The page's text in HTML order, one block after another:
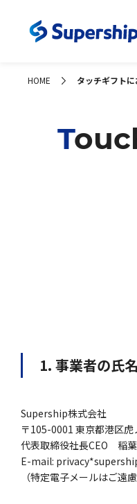
HOME タッチギフト
1. 事業者の氏
Supership株式会社
〒105-0001 東京都港区
代表取締役社長CEO 稲
E-mail:
（特定電子メールはご遠